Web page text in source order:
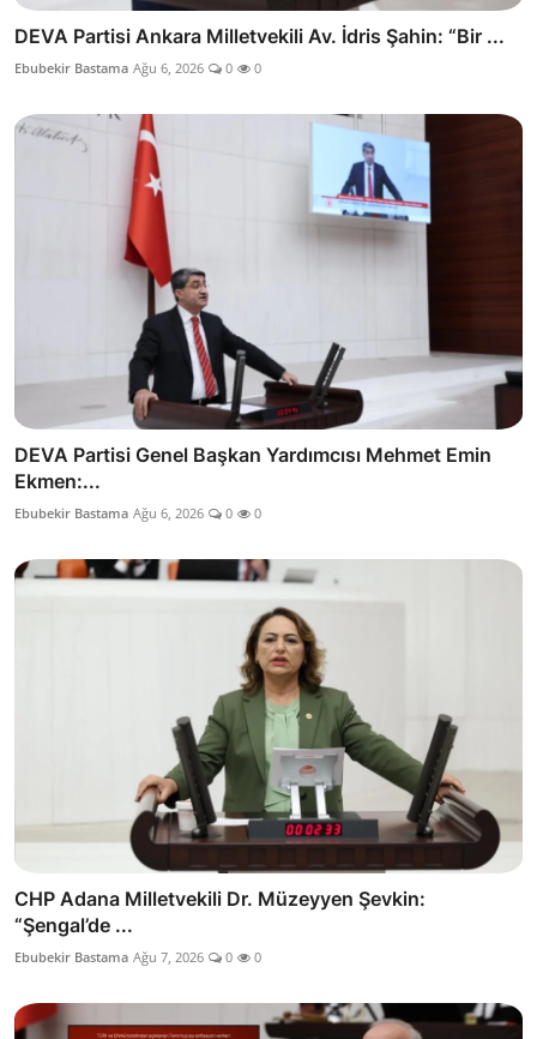
DEVA Partisi Ankara Milletvekili Av. İdris Şahin: “Bir ...
Ebubekir Bastama Ağu 6, 2026 0 0
DEVA Partisi Genel Başkan Yardımcısı Mehmet Emin
Ekmen:...
Ebubekir Bastama Ağu 6, 2026 0 0
CHP Adana Milletvekili Dr. Müzeyyen Şevkin:
“Şengal’de ...
Ebubekir Bastama Ağu 7, 2026 0 0